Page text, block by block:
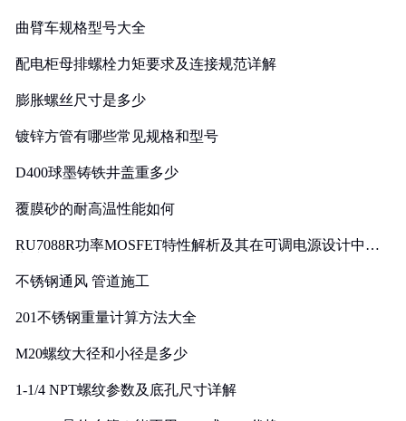
曲臂车规格型号大全
配电柜母排螺栓力矩要求及连接规范详解
膨胀螺丝尺寸是多少
镀锌方管有哪些常见规格和型号
D400球墨铸铁井盖重多少
覆膜砂的耐高温性能如何
RU7088R功率MOSFET特性解析及其在可调电源设计中的
不锈钢通风 管道施工
201不锈钢重量计算方法大全
M20螺纹大径和小径是多少
1-1/4 NPT螺纹参数及底孔尺寸详解